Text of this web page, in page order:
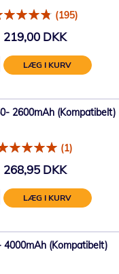
(195)
219,00 DKK
LÆG I KURV
2600mAh (Kompatibelt)
(1)
268,95 DKK
LÆG I KURV
(Kompatibelt)